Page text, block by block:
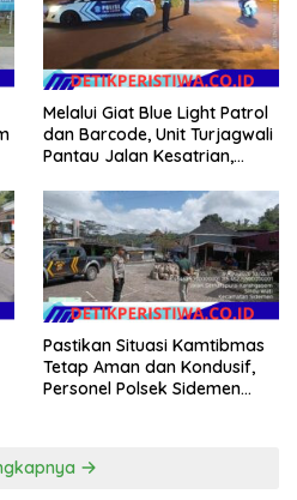
Melalui Giat Blue Light Patrol
dan Barcode, Unit Turjagwali
Pantau Jalan Kesatrian,
Pastikan Situasi Kamtibmas
Tetap Aman dan Kondusif,
Personel Polsek Sidemen